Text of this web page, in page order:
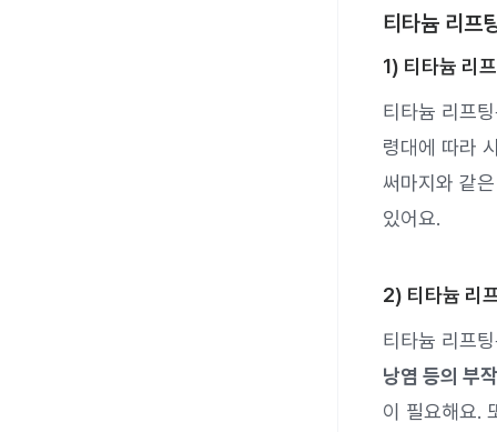
티타늄 리프
1) 티타늄 리
티타늄 리프
령대에 따라
써마지와 같
있어요.
2) 티타늄 리
티타늄 리프
낭염 등의 부
이 필요해요.